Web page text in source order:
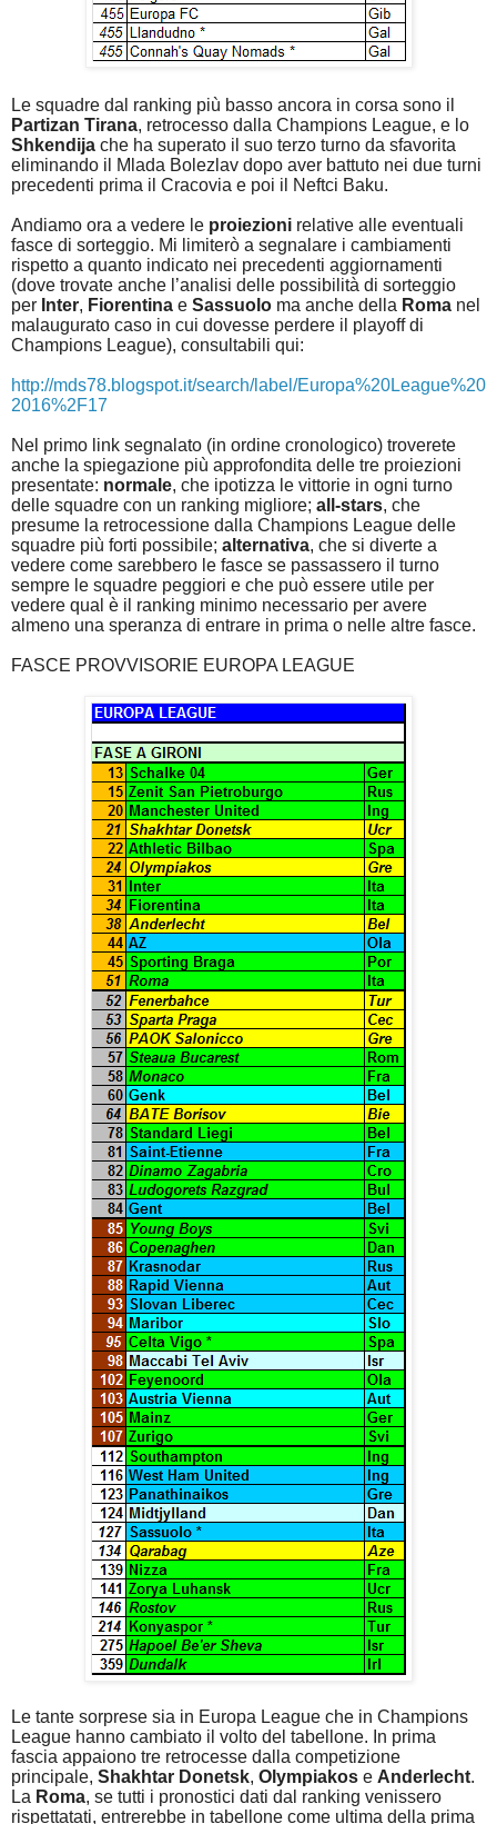
Le squadre dal ranking più basso ancora in corsa sono il
Partizan Tirana, retrocesso dalla Champions League, e lo
Shkendija che ha superato il suo terzo turno da sfavorita
eliminando il Mlada Bolezlav dopo aver battuto nei due turni
precedenti prima il Cracovia e poi il Neftci Baku.
Andiamo ora a vedere le proiezioni relative alle eventuali
fasce di sorteggio. Mi limiterò a segnalare i cambiamenti
rispetto a quanto indicato nei precedenti aggiornamenti
(dove trovate anche l’analisi delle possibilità di sorteggio
per Inter, Fiorentina e Sassuolo ma anche della Roma nel
malaugurato caso in cui dovesse perdere il playoff di
Champions League), consultabili qui:
http://mds78.blogspot.it/search/label/Europa%20League%20
2016%2F17
Nel primo link segnalato (in ordine cronologico) troverete
anche la spiegazione più approfondita delle tre proiezioni
presentate: normale, che ipotizza le vittorie in ogni turno
delle squadre con un ranking migliore; all-stars, che
presume la retrocessione dalla Champions League delle
squadre più forti possibile; alternativa, che si diverte a
vedere come sarebbero le fasce se passassero il turno
sempre le squadre peggiori e che può essere utile per
vedere qual è il ranking minimo necessario per avere
almeno una speranza di entrare in prima o nelle altre fasce.
FASCE PROVVISORIE EUROPA LEAGUE
Le tante sorprese sia in Europa League che in Champions
League hanno cambiato il volto del tabellone. In prima
fascia appaiono tre retrocesse dalla competizione
principale, Shakhtar Donetsk, Olympiakos e Anderlecht.
La Roma, se tutti i pronostici dati dal ranking venissero
rispettatati, entrerebbe in tabellone come ultima della prima